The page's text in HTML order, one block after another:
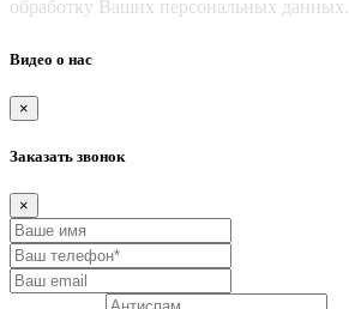
обработку Ваших персональных данных.
Видео о нас
×
Заказать звонок
×